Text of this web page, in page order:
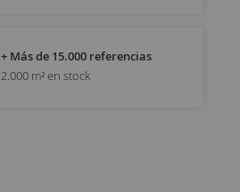
+ Más de 15.000 referencias
2.000 m² en stock